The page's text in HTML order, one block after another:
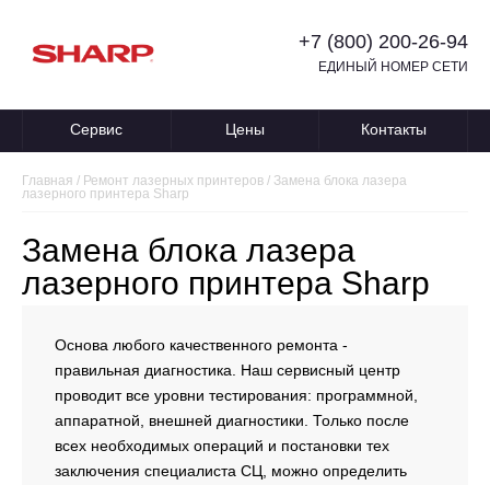
+7 (800) 200-26-94
ЕДИНЫЙ НОМЕР СЕТИ
Сервис Цены Контакты
Главная / Ремонт лазерных принтеров / Замена блока лазера
лазерного принтера Sharp
Замена блока лазера
лазерного принтера Sharp
Основа любого качественного ремонта -
правильная диагностика. Наш сервисный центр
проводит все уровни тестирования: программной,
аппаратной, внешней диагностики. Только после
всех необходимых операций и постановки тех
заключения специалиста СЦ, можно определить